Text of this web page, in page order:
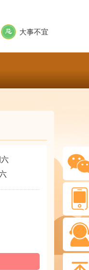
大事不宜